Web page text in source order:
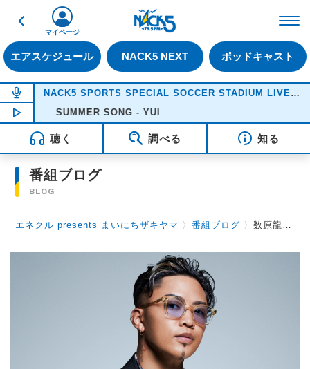
戻る
エアスケジュール NACK5 NEXT ポッドキャスト
マイページ
NOW ON AIR
NACK5 SPORTS SPECIAL SOCCER STADIUM LIVE 2026
NOW PLAYING18:05
SUMMER SONG - YUI
聴く 調べる 知る
番組ブログ
BLOG
エネクル presents まいにちザキヤマ 〉番組ブログ 〉数原龍友(GENERATIONS from EXILE TRIBE)さんからゲットした情報